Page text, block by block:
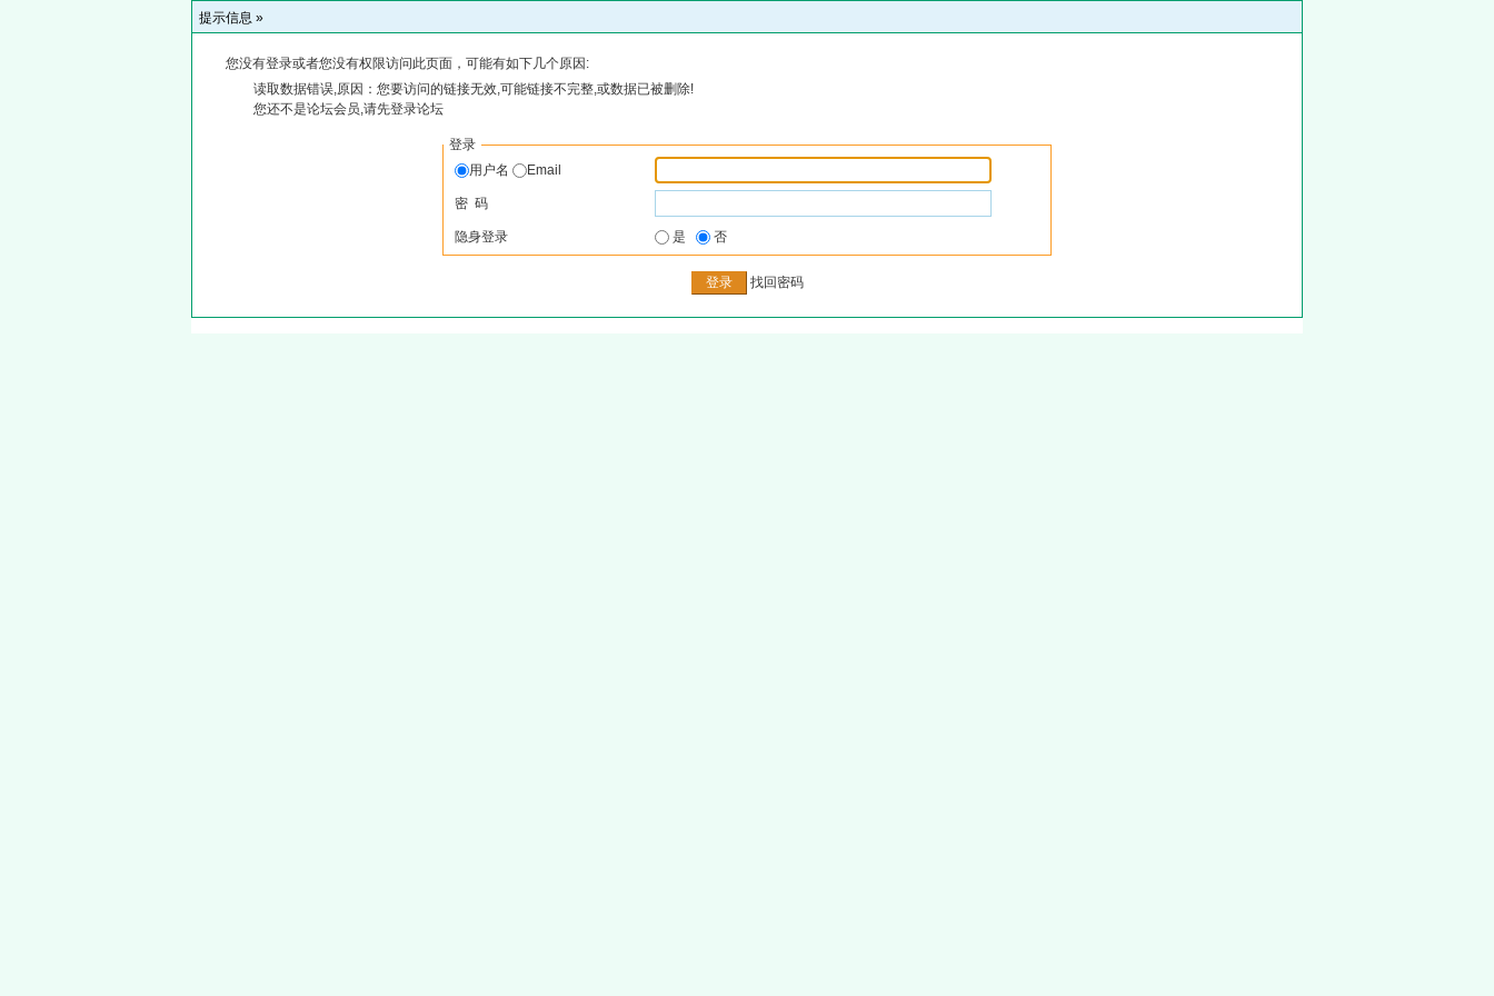
提示信息 »
您没有登录或者您没有权限访问此页面，可能有如下几个原因:
读取数据错误,原因：您要访问的链接无效,可能链接不完整,或数据已被删除!
您还不是论坛会员,请先登录论坛
登录
用户名
Email
密 码
隐身登录 是 否
找回密码